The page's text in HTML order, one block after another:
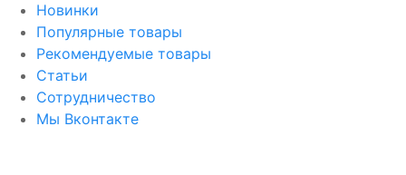
Новинки
Популярные товары
Рекомендуемые товары
Статьи
Сотрудничество
Мы Вконтакте